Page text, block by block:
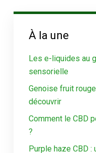
À la une
Les e-liquides au
sensorielle
Genoise fruit
découvrir
Comment le CBD
?
Purple haze CBD :